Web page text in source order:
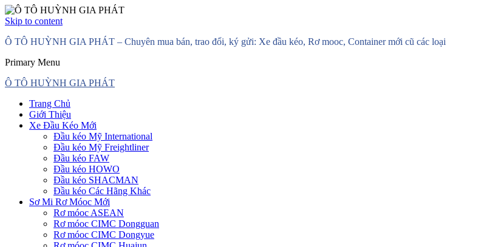
Skip to content
Ô TÔ HUỲNH GIA PHÁT – Chuyên mua bán, trao đổi, ký gửi: Xe đầu kéo, Rơ mooc, Container mới cũ các loại
Primary Menu
Ô TÔ HUỲNH GIA PHÁT
Trang Chủ
Giới Thiệu
Xe Đầu Kéo Mới
Đầu kéo Mỹ International
Đầu kéo Mỹ Freightliner
Đầu kéo FAW
Đầu kéo HOWO
Đầu kéo SHACMAN
Đầu kéo Các Hãng Khác
Sơ Mi Rơ Móoc Mới
Rơ móoc ASEAN
Rơ móoc CIMC Dongguan
Rơ móoc CIMC Dongyue